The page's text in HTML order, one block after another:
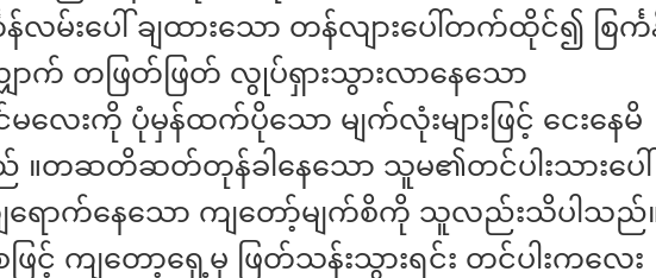
န်လမ်းပေါ် ချထားသော တန်လျားပေါ်တက်ထိုင်၍ စြင်္က
ာက် တဖြတ်ဖြတ် လွုပ်ရှားသွားလာနေသော
လေးကို ပုံမှန်ထက်ပိုသော မျက်လုံးများဖြင့် ငေးနေမိ
။တဆတိဆတ်တုန်ခါနေသော သူမ၏တင်ပါးသားပေါ်
ောက်နေသော ကျတော့်မျက်စိကို သူလည်းသိပါသည်
စဖြင့် ကျတော့ရှေ့မှ ဖြတ်သန်းသွားရင်း တင်ပါးကလေး